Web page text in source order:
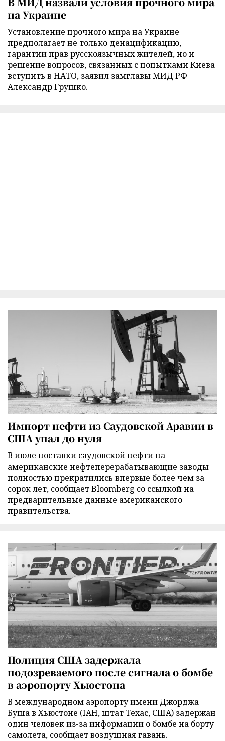
на Украине
Установление прочного мира на Украине
предполагает не только денацификацию,
гарантии прав русскоязычных жителей, но и
решение вопросов, связанных с попытками Киева
вступить в НАТО, заявил замглавы МИД РФ
Александр Грушко.
Импорт нефти из Саудовской Аравии в
США упал до нуля
В июле поставки саудовской нефти на
американские нефтеперерабатывающие заводы
полностью прекратились впервые более чем за
сорок лет, сообщает Bloomberg со ссылкой на
предварительные данные американского
правительства.
Полиция США задержала
подозреваемого после сигнала о бомбе
в аэропорту Хьюстона
В международном аэропорту имени Джорджа
Буша в Хьюстоне (IAH, штат Техас, США) задержан
один человек из-за информации о бомбе на борту
самолета, сообщает воздушная гавань.